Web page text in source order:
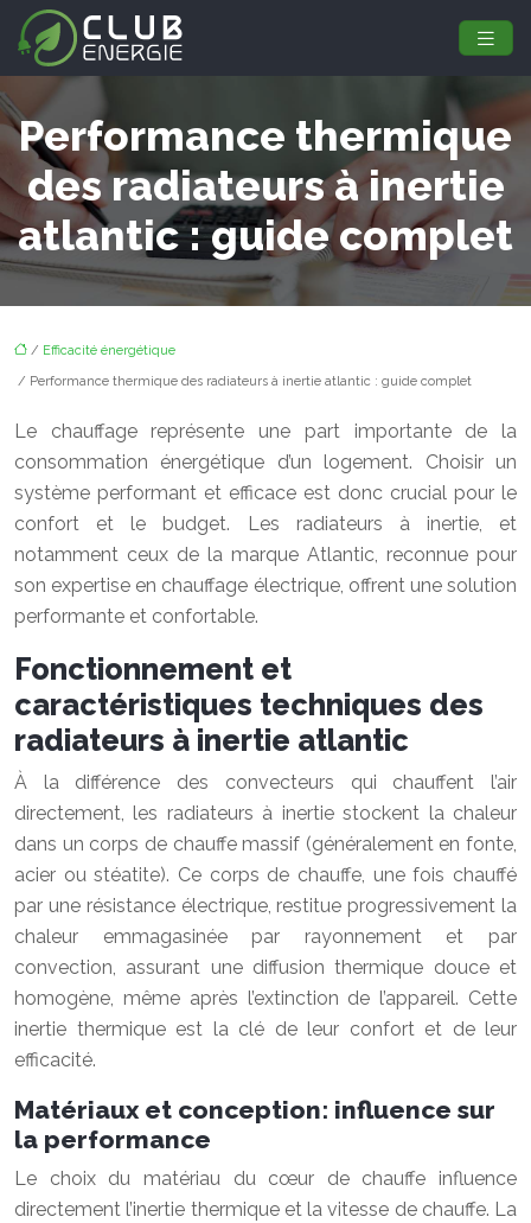
Performance thermique
des radiateurs à inertie
atlantic : guide complet
/ Efficacité énergétique
/ Performance thermique des radiateurs à inertie atlantic : guide complet
Le chauffage représente une part importante de la
consommation énergétique d’un logement. Choisir un
système performant et efficace est donc crucial pour le
confort et le budget. Les radiateurs à inertie, et
notamment ceux de la marque Atlantic, reconnue pour
son expertise en chauffage électrique, offrent une solution
performante et confortable.
Fonctionnement et
caractéristiques techniques des
radiateurs à inertie atlantic
À la différence des convecteurs qui chauffent l’air
directement, les radiateurs à inertie stockent la chaleur
dans un corps de chauffe massif (généralement en fonte,
acier ou stéatite). Ce corps de chauffe, une fois chauffé
par une résistance électrique, restitue progressivement la
chaleur emmagasinée par rayonnement et par
convection, assurant une diffusion thermique douce et
homogène, même après l’extinction de l’appareil. Cette
inertie thermique est la clé de leur confort et de leur
efficacité.
Matériaux et conception: influence sur
la performance
Le choix du matériau du cœur de chauffe influence
directement l’inertie thermique et la vitesse de chauffe. La